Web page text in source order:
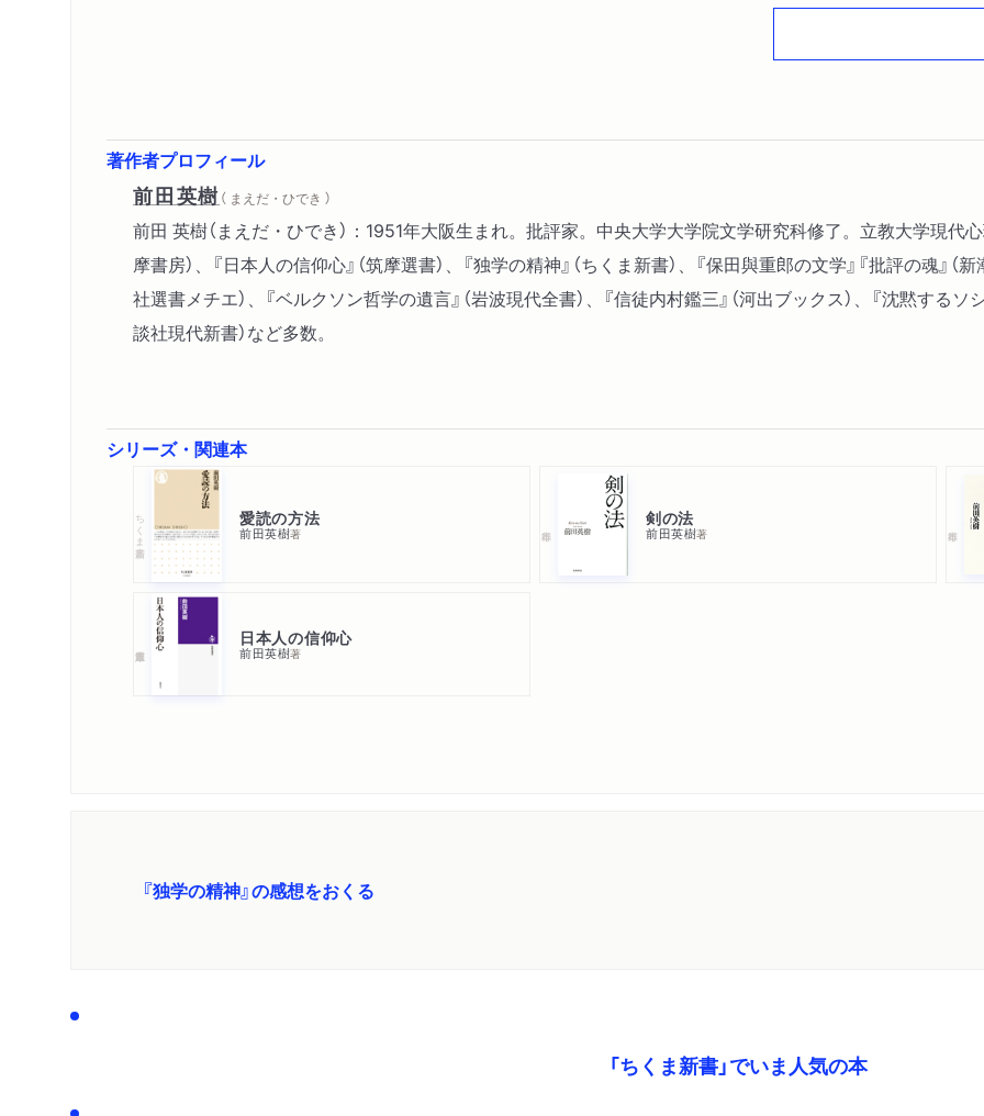
著作者プロフィール
前田英樹（ まえだ・ひでき ）
前田 英樹（まえだ・ひでき）：1951年大阪生まれ。批評家。中央大学大学院文学研究科修了。立教大学現代
摩書房）、『日本人の信仰心』（筑摩選書）、『独学の精神』（ちくま新書）、『保田與重郎の文学』『批評の魂』（
社選書メチエ）、『ベルクソン哲学の遺言』（岩波現代全書）、『信徒内村鑑三』（河出ブックス）、『沈黙するソ
談社現代新書）など多数。
シリーズ・関連本
ちくま新書 愛読の方法
前田英樹著
剣の法
前田英樹著
日本人の信仰心
前田英樹著
『独学の精神』の感想をおくる
「ちくま新書」でいま人気の本